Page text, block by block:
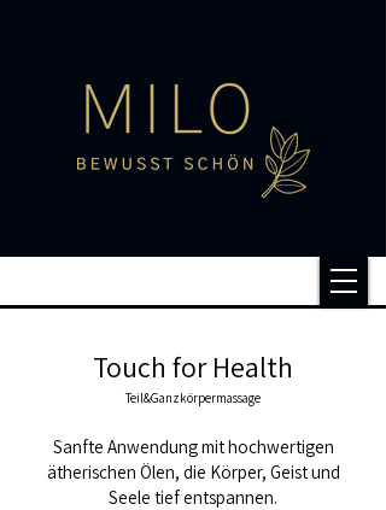
Touch for Health
Teil&Ganzkörpermassage
Sanfte Anwendung mit hochwertigen
ätherischen Ölen, die Körper, Geist und
Seele tief entspannen.